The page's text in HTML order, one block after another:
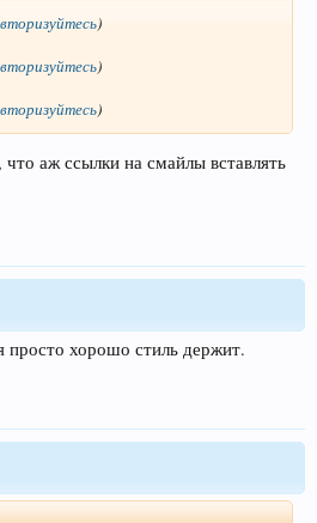
)
)
)
что аж ссылки на смайлы вставлять
хорошо стиль держит.